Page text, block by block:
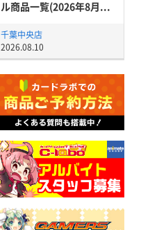
ル商品一覧(2026年8月...
千葉中央店
2026.08.10